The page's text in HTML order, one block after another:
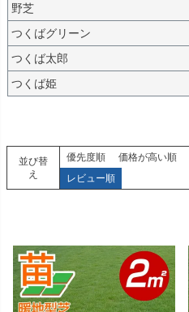
野芝
つくばグリーン
つくば太郎
つくば姫
並び替
え
優先度順 価格が高い順
レビュー順